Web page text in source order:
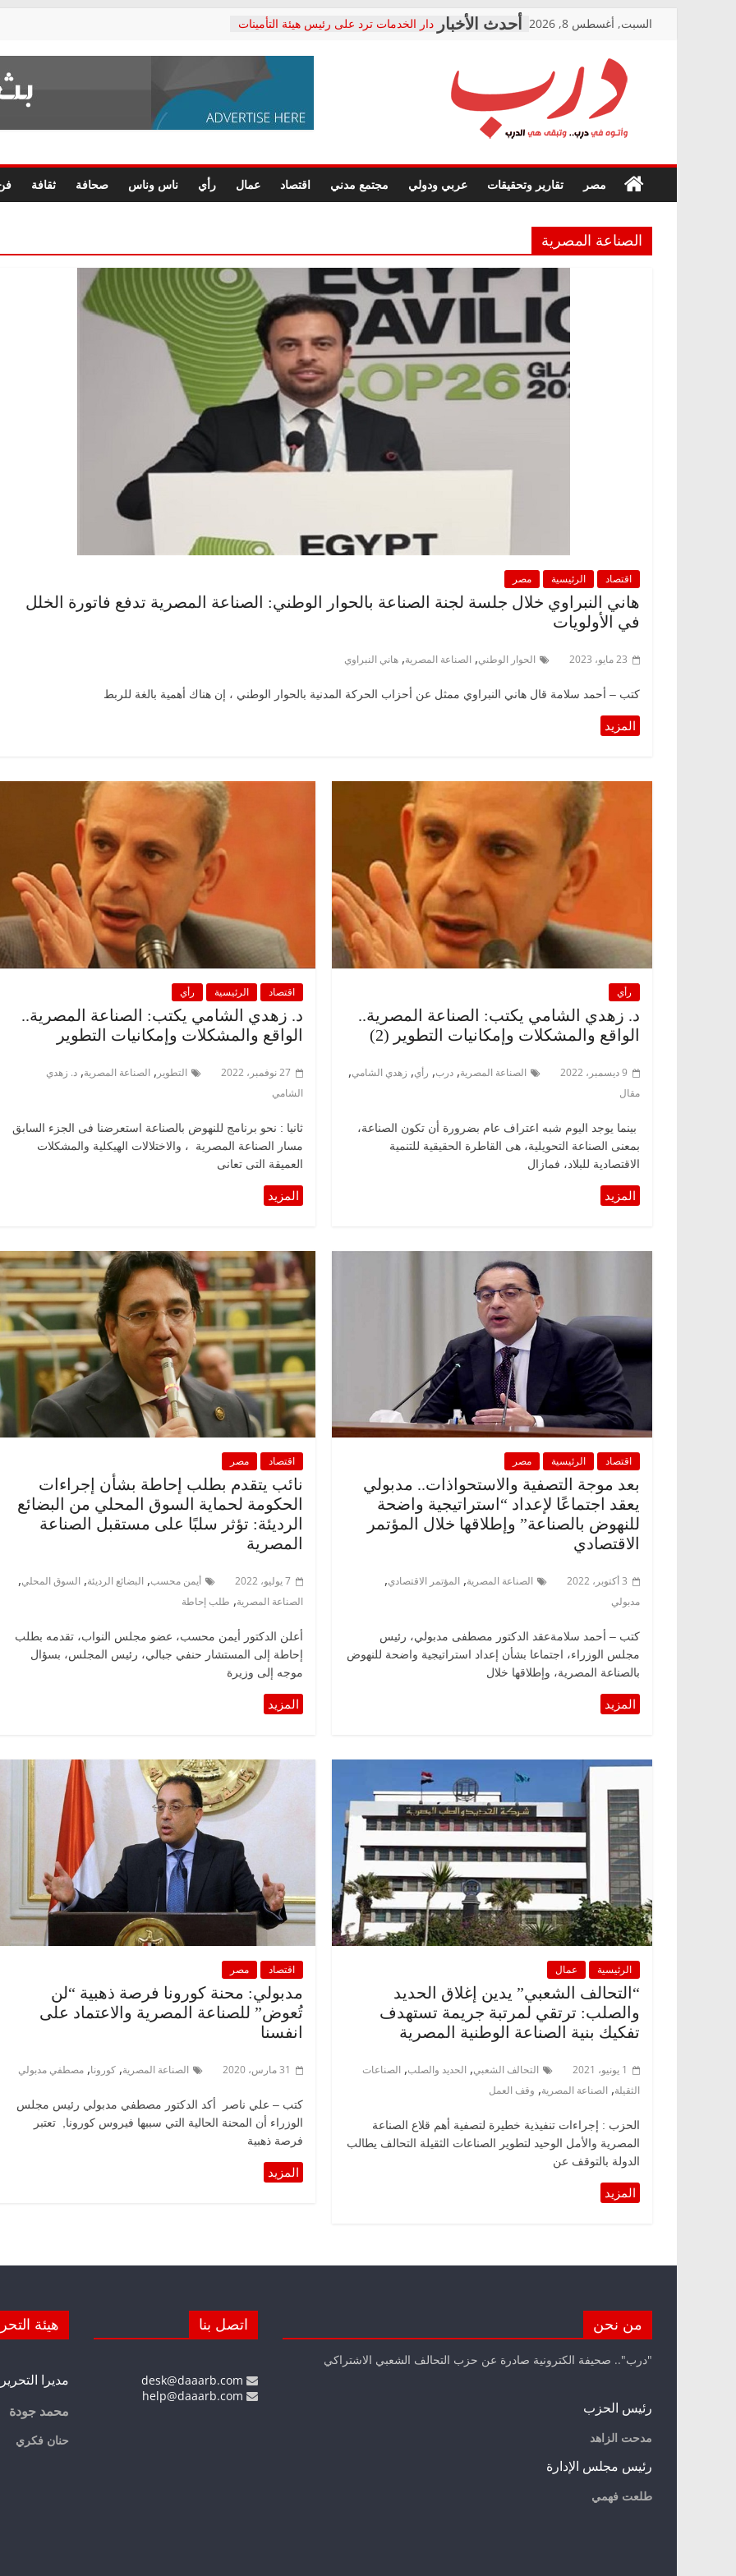
السبت, أغسطس 8, 2026
دار الخدمات ترد على رئيس هيئة التأمينات
معاناة أصحاب المعاشات.. ونطالب بكشف
فرحات سليمان يكتب: القطاع الصحي إلى
حزب التحالف الشعبي يطلق لجنة “الحق
صور .. اعتماد الرسومات النهائية للقرار
الوزاري لمدينة الصحفيين.. وانتهاء أعمال
إنشاء المبنى الإداري
قرينة البراءة وضمانات المحاكمة العادلة
حق أصيل
درب
في
درب..
هي
الدرب
مصر تقارير وتحقيقات عربي ودولي مجتمع مدني اقتصاد عمال رأي ناس وناس صحافة ثقافة
الصناعة المصرية
اقتصاد الرئيسية مصر
هاني النبراوي خلال جلسة لجنة الصناعة بالحوار الوطني: الصناعة المصرية تدفع فاتورة الخلل
في الأولويات
23 مايو، 2023 الحوار الوطني, الصناعة المصرية, هاني النبراوي
كتب – أحمد سلامة قال هاني النبراوي ممثل عن أحزاب الحركة المدنية بالحوار الوطني ، إن هناك أهمية بالغة للربط
رأي
د. زهدي الشامي يكتب: الصناعة المصرية..
الواقع والمشكلات وإمكانيات التطوير (2)
9 ديسمبر، 2022 الصناعة المصرية, درب, رأي, زهدي الشامي,
مقال
بينما يوجد اليوم شبه اعتراف عام بضرورة أن تكون الصناعة،
بمعنى الصناعة التحويلية، هى القاطرة الحقيقية للتنمية
الاقتصادية للبلاد، فمازال
اقتصاد الرئيسية رأي
د. زهدي الشامي يكتب: الصناعة المصرية..
الواقع والمشكلات وإمكانيات التطوير
27 نوفمبر، 2022 التطوير ,الصناعة المصرية,د. زهدي
الشامي
ثانيا : نحو برنامج للنهوض بالصناعة استعرضنا فى الجزء السابق
مسار الصناعة المصرية ، والاختلالات الهيكلية والمشكلات
العميقة التى تعانى
اقتصاد الرئيسية مصر
بعد موجة التصفية والاستحواذات.. مدبولي
يعقد اجتماعًا لإعداد “استراتيجية واضحة
للنهوض بالصناعة” وإطلاقها خلال المؤتمر
الاقتصادي
3 أكتوبر، 2022 الصناعة المصرية, المؤتمر الاقتصادي,
مدبولي
كتب – أحمد سلامةعقد الدكتور مصطفى مدبولي، رئيس
مجلس الوزراء، اجتماعا بشأن إعداد استراتيجية واضحة للنهوض
بالصناعة المصرية، وإطلاقها خلال
اقتصاد مصر
نائب يتقدم بطلب إحاطة بشأن إجراءات
الحكومة لحماية السوق المحلي من البضائع
الرديئة: تؤثر سلبًا على مستقبل الصناعة
المصرية
7 يوليو، 2022 أيمن محسب,البضائع الرديئة,السوق المحلي,
الصناعة المصرية, طلب إحاطة
أعلن الدكتور أيمن محسب، عضو مجلس النواب، تقدمه بطلب
إحاطة إلى المستشار حنفي جبالي، رئيس المجلس، بسؤال
موجه إلى وزيرة
الرئيسية عمال
“التحالف الشعبي” يدين إغلاق الحديد
والصلب: ترتقي لمرتبة جريمة تستهدف
تفكيك بنية الصناعة الوطنية المصرية
1 يونيو، 2021 التحالف الشعبي, الحديد والصلب, الصناعات
الثقيلة, الصناعة المصرية, وقف العمل
الحزب : إجراءات تنفيذية خطيرة لتصفية أهم قلاع الصناعة
المصرية والأمل الوحيد لتطوير الصناعات الثقيلة التحالف يطالب
الدولة بالتوقف عن
اقتصاد مصر
مدبولي: محنة كورونا فرصة ذهبية “لن
تُعوض” للصناعة المصرية والاعتماد على
انفسنا
31 مارس، 2020 الصناعة المصرية,كورونا,مصطفي مدبولي
كتب – علي ناصر أكد الدكتور مصطفي مدبولي رئيس مجلس
الوزراء أن المحنة الحالية التي سببها فيروس كورونا, تعتبر
فرصة ذهبية
الرئيسية ناس وناس
مقعد شاغر على مائدة الإفطار..
حسين عبدالهادي فارس مقاومة
الخصخصة الذي دافع عن المال العام
(بروفايل)
21 فبراير، 2026
الرئيسية مصر
في ذكرى رحيله.. د. نور فرحات فقيه
قانوني دافع عن قضايا الوطن وانحاز
26 يناير، 2026
ناس وناس
د. عبدالخالق فاروق.. خبير اقتصادي
يحتفل بذكرى ميلاده وحيداً على أبواب
من نحن
"درب".. صحيفة الكترونية صادرة عن حزب التحالف الشعبي الاشتراكي
رئيس الحزب
مدحت الزاهد
رئيس مجلس الإدارة
طلعت فهمي
اتصل بنا هيئة
مديرا التحرير
محمد جودة
حنان فكري